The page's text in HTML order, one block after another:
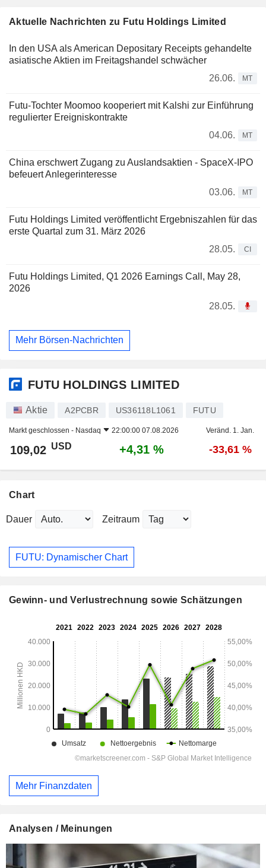
Aktuelle Nachrichten zu Futu Holdings Limited
In den USA als American Depositary Receipts gehandelte
asiatische Aktien im Freitagshandel schwächer
26.06.
MT
Futu-Tochter Moomoo kooperiert mit Kalshi zur Einführung
regulierter Ereigniskontrakte
04.06.
MT
China erschwert Zugang zu Auslandsaktien - SpaceX-IPO
befeuert Anlegerinteresse
03.06.
MT
Futu Holdings Limited veröffentlicht Ergebniszahlen für das
erste Quartal zum 31. März 2026
28.05.
CI
Futu Holdings Limited, Q1 2026 Earnings Call, May 28,
2026
28.05.
Mehr Börsen-Nachrichten
FUTU HOLDINGS LIMITED
Aktie A2PCBR US36118L1061 FUTU
Markt geschlossen - Nasdaq 22:00:00 07.08.2026 Veränd. 1. Jan.
109,02 USD +4,31 % -33,61 %
Chart
Dauer Zeitraum
FUTU: Dynamischer Chart
Gewinn- und Verlustrechnung sowie Schätzungen
Mehr Finanzdaten
Analysen / Meinungen